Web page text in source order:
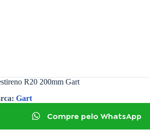
R20 200mm Gart
Gart
Compre pelo WhatsApp